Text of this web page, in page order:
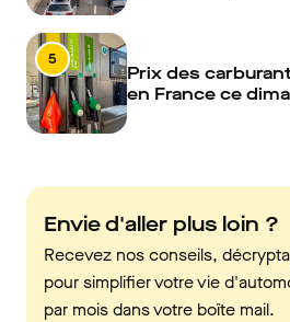
5
Prix des
en France ce
Envie d'aller plus loin ?
Recevez nos conseils,
pour simplifier votre vie
par mois dans votre boîte mail.